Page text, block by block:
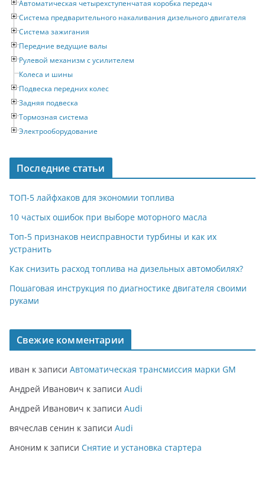
Автоматическая четырехступенчатая коробка передач
Система предварительного накаливания дизельного двигателя
Система зажигания
Передние ведущие валы
Рулевой механизм с усилителем
Колеса и шины
Подвеска передних колес
Задняя подвеска
Тормозная система
Электрооборудование
Последние статьи
ТОП-5 лайфхаков для экономии топлива
10 частых ошибок при выборе моторного масла
Топ-5 признаков неисправности турбины и как их
устранить
Как снизить расход топлива на дизельных автомобилях?
Пошаговая инструкция по диагностике двигателя своими
руками
Свежие комментарии
иван к записи Автоматическая трансмиссия марки GM
Андрей Иванович к записи Audi
Андрей Иванович к записи Audi
вячеслав сенин к записи Audi
Аноним к записи Снятие и установка стартера